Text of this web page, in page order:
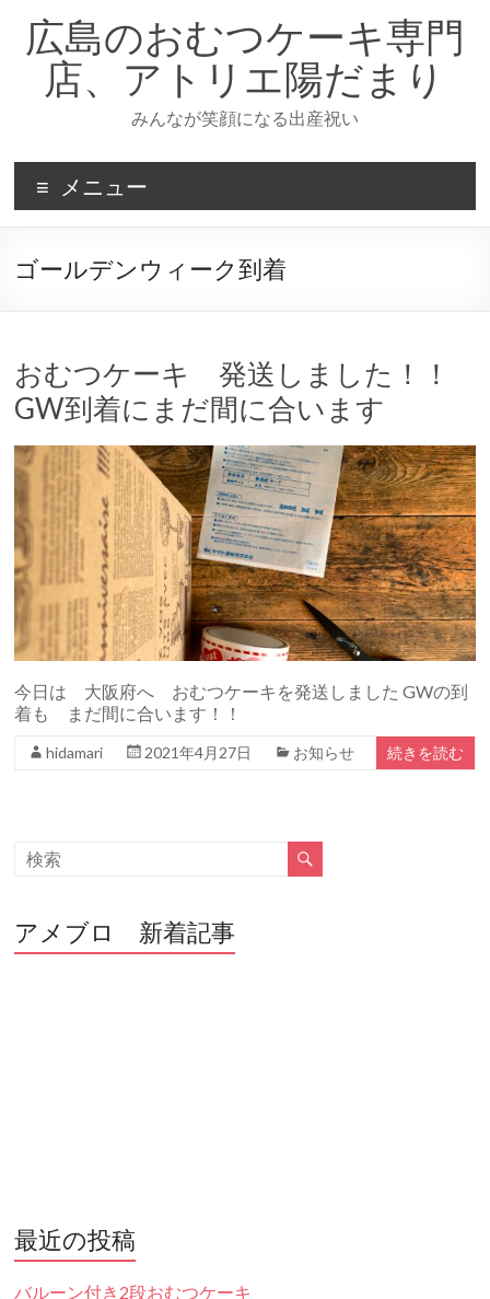
キ
プ
広島のおむつケーキ専門
店、アトリエ陽だまり
みんなが笑顔になる出産祝い
メニュー
ゴールデンウィーク到着
おむつケーキ 発送しました！！
GW到着にまだ間に合います
今日は 大阪府へ おむつケーキを発送しました GWの到
着も まだ間に合います！！
hidamari 2021年4月27日 お知らせ 続きを読む
アメブロ 新着記事
最近の投稿
バルーン付き2段おむつケーキ